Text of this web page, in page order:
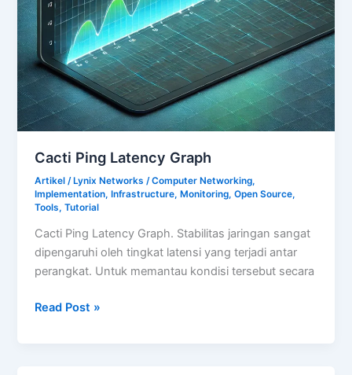
Cacti Ping Latency Graph
Artikel / Lynix Networks/Computer Networking,
Implementation, Infrastructure, Monitoring,Open Source,
Tools,Tutorial
Cacti Ping Latency Graph. Stabilitas jaringan sangat
dipengaruhi oleh tingkat latensi yang terjadi antar
perangkat. Untuk memantau kondisi tersebut secara
Cacti
Read Post »